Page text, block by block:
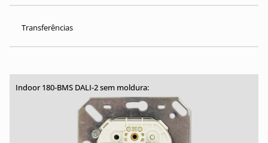
Transferências